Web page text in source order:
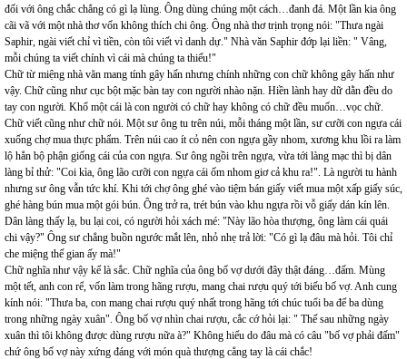
đối với ông chắc chẳng có gì lạ lùng. Ông dùng chúng một cách…đanh đá. Một lần kia ông
cãi vã với một nhà thơ vốn không thích chi ông. Ông nhà thơ trịnh trọng nói: "Thưa ngài
Saphir, ngài viết chỉ vì tiền, còn tôi viết vì danh dự." Nhà văn Saphir đớp lại liền: " Vâng,
mỗi chúng ta viết chính vì cái mà chúng ta thiếu!"
Chữ từ miệng nhà văn mang tính gây hấn nhưng chính những con chữ không gây hấn như
vậy. Chữ cũng như cục bột mặc bàn tay con người nhào nặn. Hiền lành hay dữ dằn đều do
tay con người. Khổ một cái là con người có chữ hay không có chữ đều muốn…vọc chữ.
Chữ viết cũng như chữ nói. Một sư ông tu trên núi, mỗi tháng một lần, sư cưỡi con ngựa cái
xuống chợ mua thực phẩm. Trên núi cao ít cỏ nên con ngựa gầy nhom, xương khu lồi ra làm
lộ hẳn bộ phận giống cái của con ngựa. Sư ông ngồi trên ngựa, vừa tới làng mạc thì bị dân
làng bỉ thử: "Coi kìa, ông lão cưỡi con ngựa cái ốm nhom giơ cả khu ra!". Là người tu hành
nhưng sư ông vẫn tức khí. Khi tới chợ ông ghé vào tiệm bán giấy viết mua một xấp giấy súc,
ghé hàng bún mua một gói bún. Ông trở ra, trét bún vào khu ngựa rồi vỗ giấy dán kín lên.
Dân làng thấy lạ, bu lại coi, có người hỏi xách mé: "Này lão hòa thượng, ông làm cái quái
chi vậy?" Ông sư chẳng buồn ngước mắt lên, nhỏ nhẹ trả lời: "Có gì lạ đâu mà hỏi. Tôi chỉ
che miệng thế gian ấy mà!"
Chữ nghĩa như vậy kể là sắc. Chữ nghĩa của ông bố vợ dưới đây thật đáng…đấm. Mùng
một tết, anh con rể, vốn làm trong hãng rượu, mang chai rượu quý tới biếu bố vợ. Anh cung
kính nói: "Thưa ba, con mang chai rượu quý nhất trong hãng tới chúc tuổi ba để ba dùng
trong những ngày xuân". Ông bố vợ nhìn chai rượu, cắc cớ hỏi lại: " Thế sau những ngày
xuân thì tôi không được dùng rượu nữa à?" Không hiểu do đâu mà có câu "bố vợ phải đấm"
chứ ông bố vợ này xứng đáng với món quà thượng cẳng tay là cái chắc!